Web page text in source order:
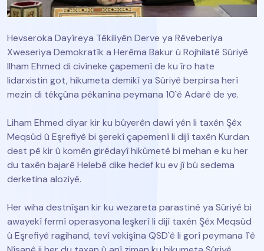
Hevseroka Dayîreya Têkiliyên Derve ya Rêveberiya
Xweseriya Demokratîk a Herêma Bakur û Rojhilatê Sûriyê
Ilham Ehmed di civîneke çapemenî de ku îro hate
lidarxistin got, hikumeta demikî ya Sûriyê berpirsa herî
mezin di têkçûna pêkanîna peymana 10`ê Adarê de ye.
Liham Ehmed diyar kir ku bûyerên dawî yên li taxên Şêx
Meqsûd û Eşrefiyê bi şerekî çapemenî li dijî taxên Kurdan
dest pê kir û komên girêdayî hikûmetê bi mehan e ku her
du taxên bajarê Helebê dike hedef ku ev jî bû sedema
derketina aloziyê.
Her wiha destnîşan kir ku wezareta parastinê ya Sûriyê bi
awayekî fermî operasyona leşkerî li dijî taxên Şêx Meqsûd
û Eşrefiyê ragihand, tevî vekişîna QSD`ê li gorî peymana 1`ê